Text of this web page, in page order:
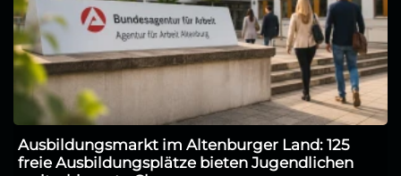
Ausbildungsmarkt im Altenburger Land: 125
freie Ausbildungsplätze bieten Jugendlichen